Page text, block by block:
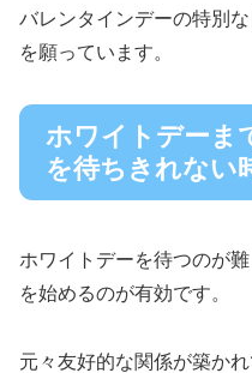
バレンタインデーの特別
を願っています。
ホワイトデーま
を待ちきれない
ホワイトデーを待つのが
を始めるのが有効です。
元々友好的な関係が築か